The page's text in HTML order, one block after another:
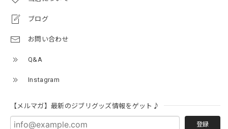
ブログ
お問い合わせ
Q&A
Instagram
【メルマガ】最新のジブリグッズ情報をゲット♪
登録